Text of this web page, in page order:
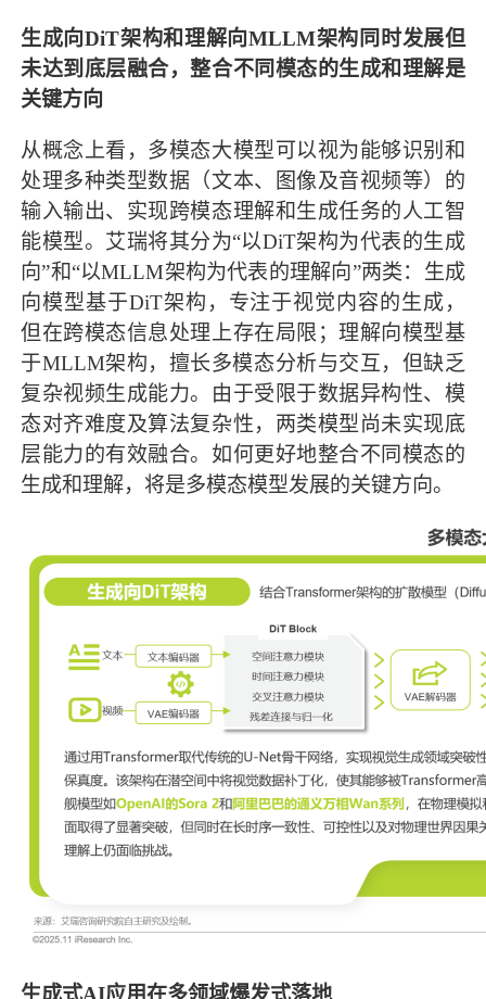
生成向DiT架构和理解向MLLM架构同时发展但
未达到底层融合，整合不同模态的生成和理解是
关键方向
从概念上看，多模态大模型可以视为能够识别和
处理多种类型数据（文本、图像及音视频等）的
输入输出、实现跨模态理解和生成任务的人工智
能模型。艾瑞将其分为“以DiT架构为代表的生成
向”和“以MLLM架构为代表的理解向”两类：生成
向模型基于DiT架构，专注于视觉内容的生成，
但在跨模态信息处理上存在局限；理解向模型基
于MLLM架构，擅长多模态分析与交互，但缺乏
复杂视频生成能力。由于受限于数据异构性、模
态对齐难度及算法复杂性，两类模型尚未实现底
层能力的有效融合。如何更好地整合不同模态的
生成和理解，将是多模态模型发展的关键方向。
生成式AI应用在多领域爆发式落地